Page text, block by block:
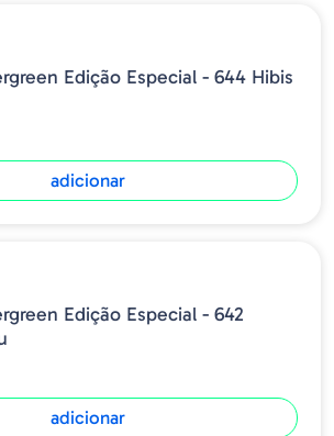
Edição Especial - 644 Hibis
adicionar
Edição Especial - 642
adicionar